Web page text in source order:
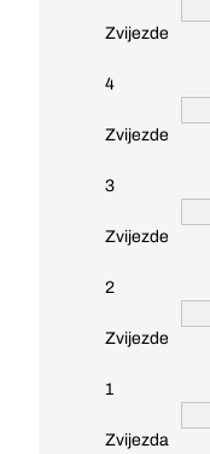
Zvijezde
4
Zvijezde
3
Zvijezde
2
Zvijezde
1
Zvijezda